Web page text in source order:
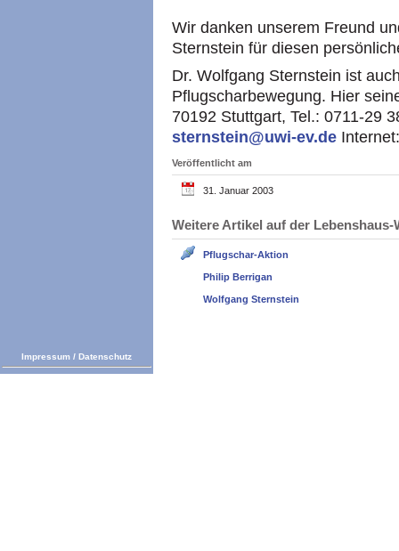
Wir danken unserem Freund
Sternstein für diesen
Dr. Wolfgang Sternstein ist
Pflugscharbewegung. Hier
70192 Stuttgart, Tel.: 0711-29
sternstein@uwi-ev.de
Veröffentlicht am
31. Januar 2003
Weitere Artikel auf der
Pflugschar-Aktion
Philip Berrigan
Wolfgang Sternstein
Impressum / Datenschutz